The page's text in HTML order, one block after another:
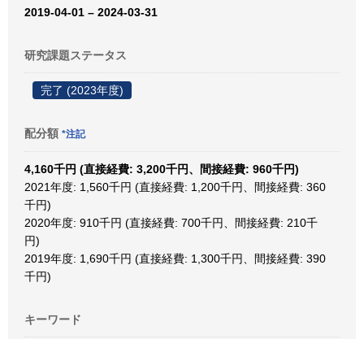
2019-04-01 – 2024-03-31
研究課題ステータス
完了 (2023年度)
配分額 *注記
4,160千円 (直接経費: 3,200千円、間接経費: 960千円)
2021年度: 1,560千円 (直接経費: 1,200千円、間接経費: 360
千円)
2020年度: 910千円 (直接経費: 700千円、間接経費: 210千
円)
2019年度: 1,690千円 (直接経費: 1,300千円、間接経費: 390
千円)
キーワード